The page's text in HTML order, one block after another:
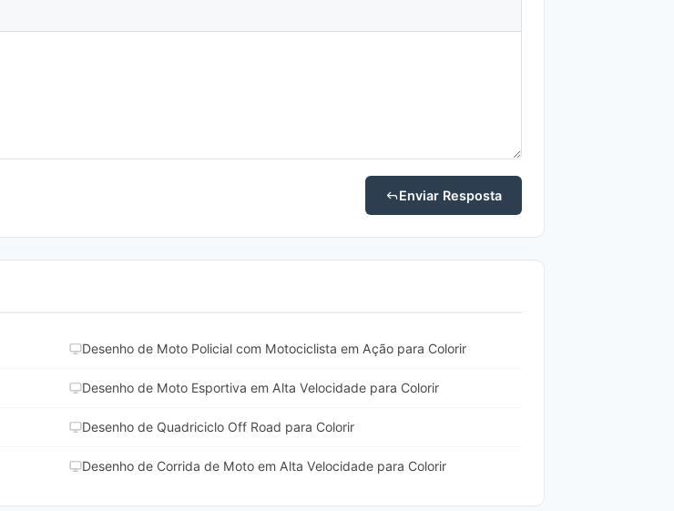
Enviar Resposta
Desenho de Moto Policial com Motociclista em Ação para Colorir
Desenho de Moto Esportiva em Alta Velocidade para Colorir
Desenho de Quadriciclo Off Road para Colorir
Desenho de Corrida de Moto em Alta Velocidade para Colorir